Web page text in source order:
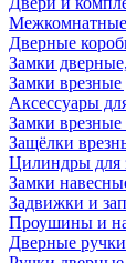
Дверные
Замки
Замки врезные
Аксессуары
Замки
Защёлки
Цилиндры для
Замки
Задвижки и
Проушины и
Дверные ручки